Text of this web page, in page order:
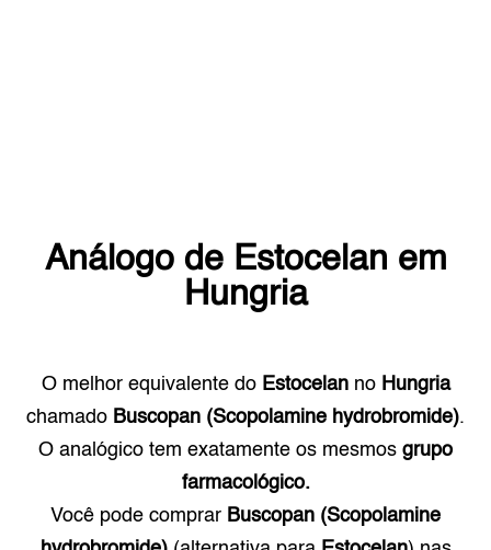
Análogo de Estocelan em
Hungria
O melhor equivalente do Estocelanno Hungria
chamado Buscopan (Scopolamine hydrobromide).
O analógico tem exatamente os mesmos grupo
farmacológico.
Você pode comprar Buscopan (Scopolamine